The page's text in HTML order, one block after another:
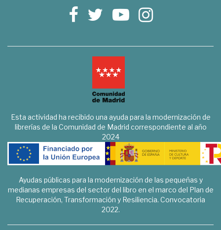
Esta actividad ha recibido una ayuda para la modernización de
librerías de la Comunidad de Madrid correspondiente al año
2024
Ayudas públicas para la modernización de las pequeñas y
medianas empresas del sector del libro en el marco del Plan de
Recuperación, Transformación y Resiliencia. Convocatoria
2022.